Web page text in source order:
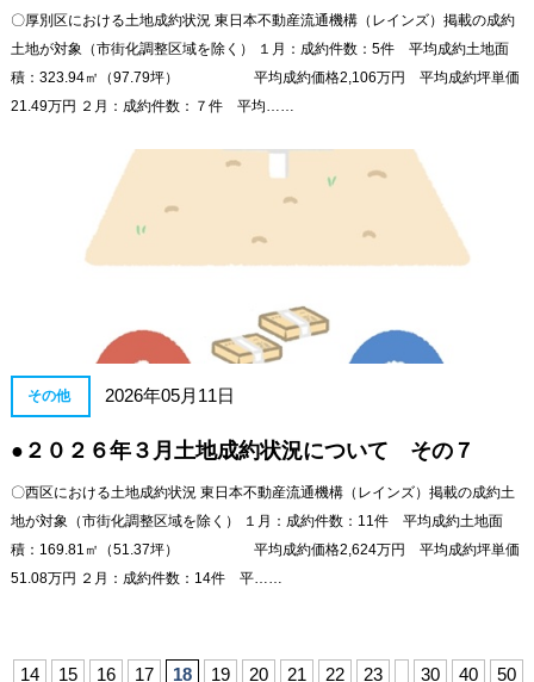
〇厚別区における土地成約状況 東日本不動産流通機構（レインズ）掲載の成約
土地が対象（市街化調整区域を除く） １月：成約件数：5件 平均成約土地面
積：323.94㎡（97.79坪） 平均成約価格2,106万円 平均成約坪単価
21.49万円 ２月：成約件数：７件 平均……
その他 2026年05月11日
●２０２６年３月土地成約状況について その７
〇西区における土地成約状況 東日本不動産流通機構（レインズ）掲載の成約土
地が対象（市街化調整区域を除く） １月：成約件数：11件 平均成約土地面
積：169.81㎡（51.37坪） 平均成約価格2,624万円 平均成約坪単価
51.08万円 ２月：成約件数：14件 平……
14 15 16 17 18 19 20 21 22 23 30 40 50